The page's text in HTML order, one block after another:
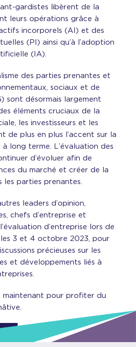
gardistes libèrent de la
leurs opérations grâce à
incorporels (AI) et des
(PI) ainsi qu’à l’adoption
(IA).
des parties prenantes et
sociaux et de
sont désormais largement
éléments cruciaux de la
les investisseurs et les
de plus en plus l’accent sur la
long terme. L’évaluation des
d’évoluer afin de
du marché et créer de la
parties prenantes.
leaders d’opinion,
chefs d’entreprise et
d’entreprise lors de
3 et 4 octobre 2023, pour
précieuses sur les
et développements liés à
maintenant pour profiter du